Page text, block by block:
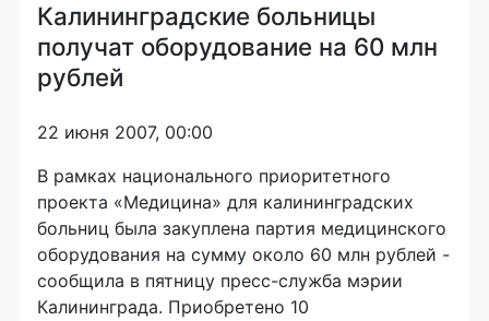
Калининградские больницы
получат оборудование на 60 млн
рублей
22 июня 2007, 00:00
В рамках национального приоритетного
проекта «Медицина» для калининградских
больниц была закуплена партия медицинского
оборудования на сумму около 60 млн рублей -
сообщила в пятницу пресс-служба мэрии
Калининграда. Приобретено 10